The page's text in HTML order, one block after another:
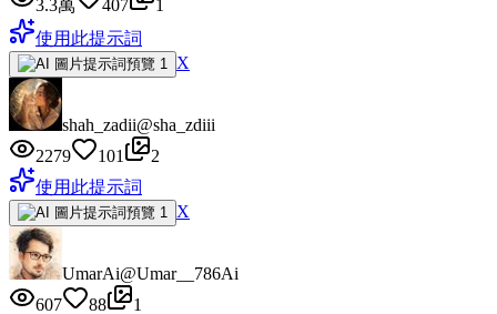
3.3萬 407
1
使用此提示詞
X
shah_zadii@sha_zdiii
2279
101
2
使用此提示詞
X
UmarAi@Umar__786Ai
607
88
1